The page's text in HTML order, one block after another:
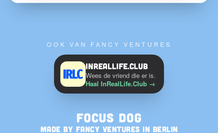
OOK VAN FANCY VENTURES
InRealLife.Club
Wees de vriend die er is.
Haal InRealLife.Club →
Focus Dog
MADE BY FANCY VENTURES IN BERLIN